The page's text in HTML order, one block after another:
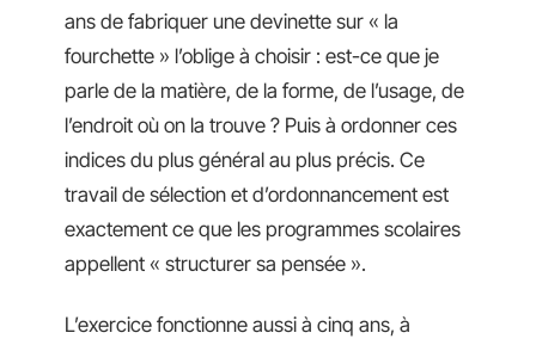
ans de fabriquer une devinette sur « la
fourchette » l’oblige à choisir : est-ce que je
parle de la matière, de la forme, de l’usage, de
l’endroit où on la trouve ? Puis à ordonner ces
indices du plus général au plus précis. Ce
travail de sélection et d’ordonnancement est
exactement ce que les programmes scolaires
appellent « structurer sa pensée ».
L’exercice fonctionne aussi à cinq ans, à